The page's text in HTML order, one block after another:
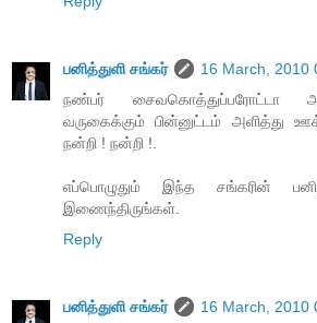
பனித்துளி சங்கர்
16 March, 2010
நண்பர் சைவகொத்துப்பரோட்டா
வருகைக்கும் பின்னுட்டம் அளித்து
நன்றி ! நன்றி !.
எப்பொழுதும் இந்த சங்கரின்
இணைந்திருங்கள்.
Reply
பனித்துளி சங்கர்
16 March, 2010